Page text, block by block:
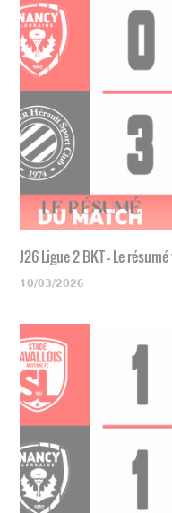
J26 Ligue 2 BKT - Le
10/03/2026